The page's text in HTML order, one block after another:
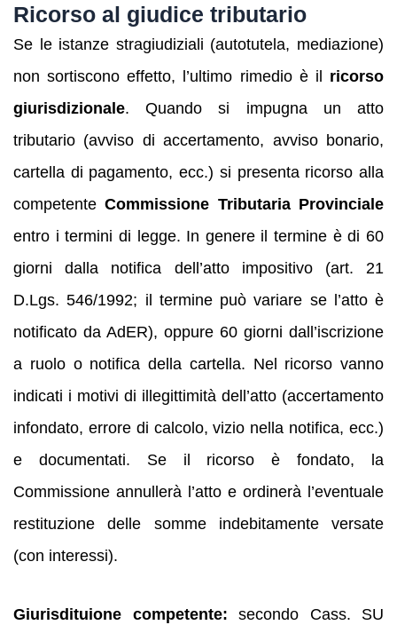
Ricorso al giudice tributario
Se le istanze stragiudiziali (autotutela, mediazione)
non sortiscono effetto, l’ultimo rimedio è il ricorso
giurisdizionale. Quando si impugna un atto
tributario (avviso di accertamento, avviso bonario,
cartella di pagamento, ecc.) si presenta ricorso alla
competenteCommissione Tributaria Provinciale
entro i termini di legge. In genere il termine è di 60
giorni dalla notifica dell’atto impositivo (art. 21
D.Lgs. 546/1992; il termine può variare se l’atto è
notificato da AdER), oppure 60 giorni dall’iscrizione
a ruolo o notifica della cartella. Nel ricorso vanno
indicati i motivi di illegittimità dell’atto (accertamento
infondato, errore di calcolo, vizio nella notifica, ecc.)
e documentati. Se il ricorso è fondato, la
Commissione annullerà l’atto e ordinerà l’eventuale
restituzione delle somme indebitamente versate
(con interessi).
Giurisdituione competente: secondo Cass. SU